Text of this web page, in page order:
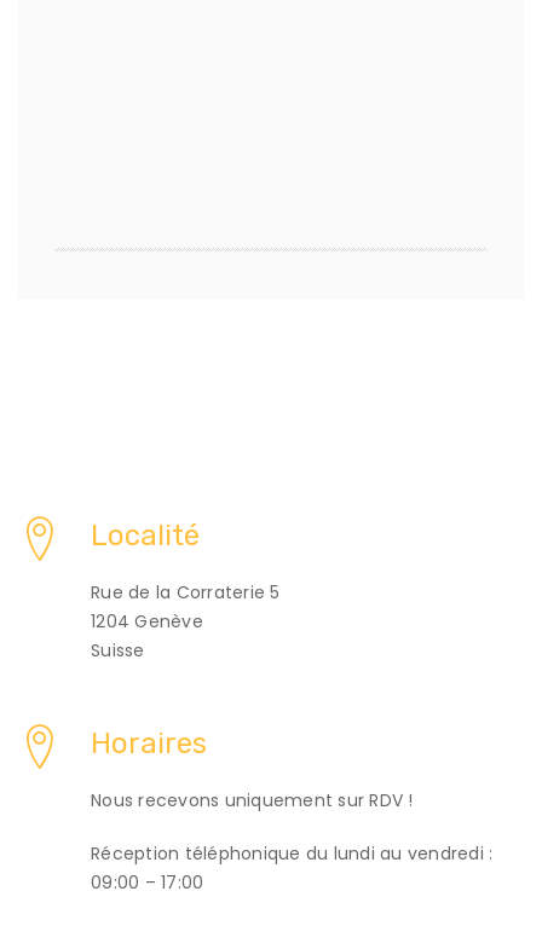
Localité
Rue de la Corraterie 5
1204 Genève
Suisse
Horaires
Nous recevons uniquement sur RDV !
Réception téléphonique du lundi au vendredi :
09:00 – 17:00